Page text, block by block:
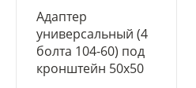
Адаптер
универсальный (4
болта 104-60) под
кронштейн 50х50